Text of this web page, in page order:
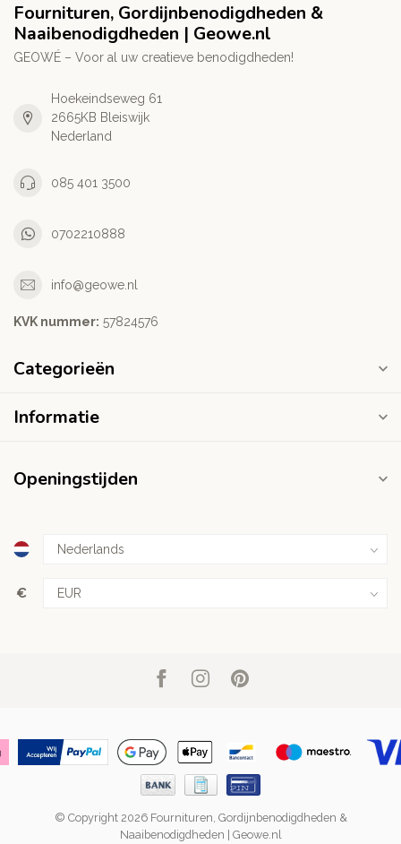
Fournituren, Gordijnbenodigdheden &
Naaibenodigdheden | Geowe.nl
GEOWÉ – Voor al uw creatieve benodigdheden!
Hoekeindseweg 61
2665KB Bleiswijk
Nederland
085 401 3500
0702210888
info@geowe.nl
KVK nummer: ‭57824576‬
Categorieën
Informatie
Openingstijden
€
© Copyright 2026 Fournituren, Gordijnbenodigdheden &
Naaibenodigdheden | Geowe.nl